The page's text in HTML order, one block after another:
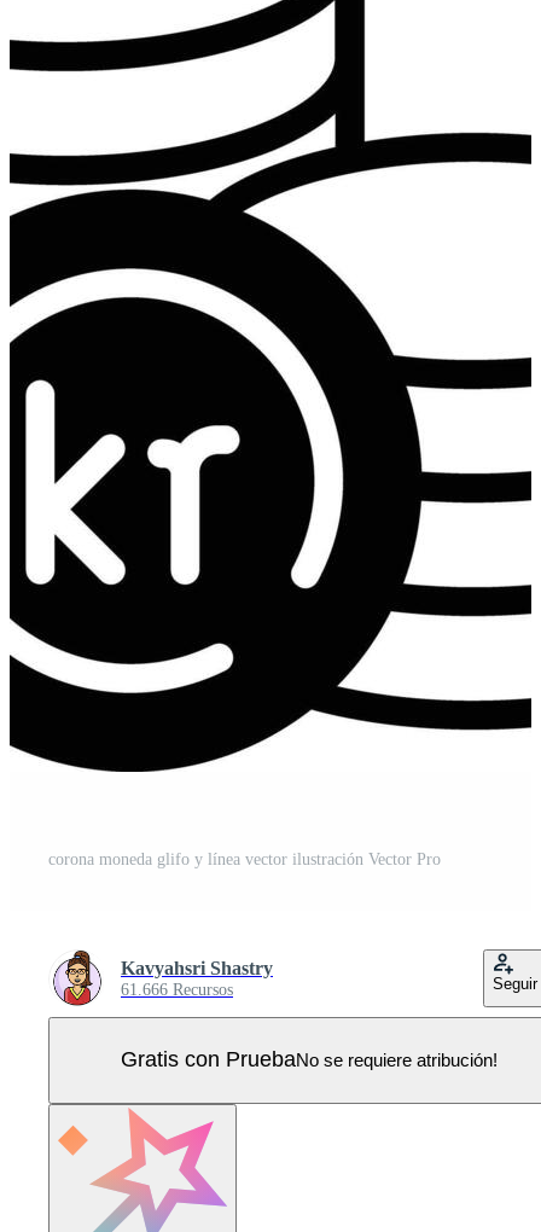
corona moneda glifo y línea vector ilustración Vector Pro
Kavyahsri Shastry
61.666 Recursos Seguir
Gratis con PruebaNo se requiere atribución!